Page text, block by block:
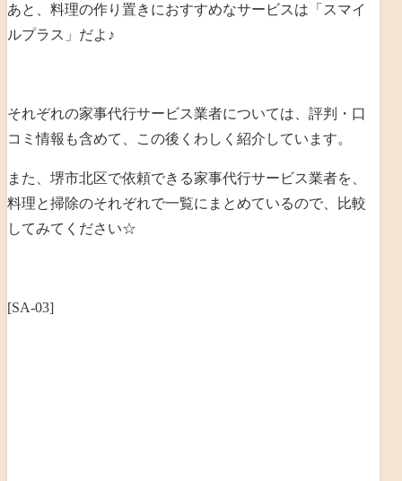
あと、料理の作り置きにおすすめなサービスは「スマイ
ルプラス」だよ♪
それぞれの家事代行サービス業者については、評判・口
コミ情報も含めて、この後くわしく紹介しています。
また、堺市北区で依頼できる家事代行サービス業者を、
料理と掃除のそれぞれで一覧にまとめているので、比較
してみてください☆
[SA-03]